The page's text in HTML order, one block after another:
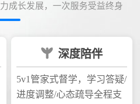
成长发展，一次服务受益终身
深度陪伴
5v1管家式督学，学习答疑/
进度调整/心态疏导全程支